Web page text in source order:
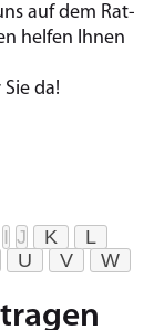
auf dem Rat­
hel­fen Ihnen
da!
I J K
L
U V
W